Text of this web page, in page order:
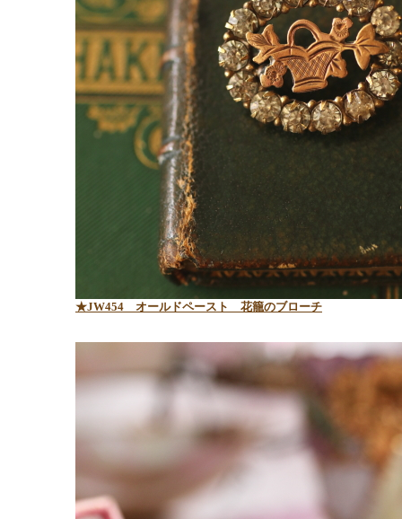
★JW454 オールドペースト 花籠のブローチ